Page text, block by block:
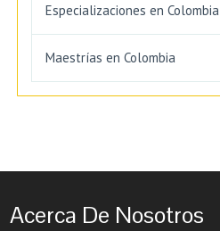
Especializaciones en Colombia
Maestrías en Colombia
Acerca De Nosotros